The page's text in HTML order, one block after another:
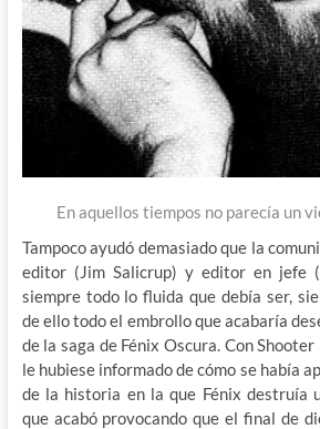
En aquellos tiempos no parecía un
Tampoco ayudó demasiado que la
editor (Jim Salicrup) y editor en jefe
siempre todo lo fluida que debía ser,
de ello todo el embrollo que acabaría
de la saga de Fénix Oscura. Con
le hubiese informado de cómo se había
de la historia en la que Fénix destruía
que acabó provocando que el final de